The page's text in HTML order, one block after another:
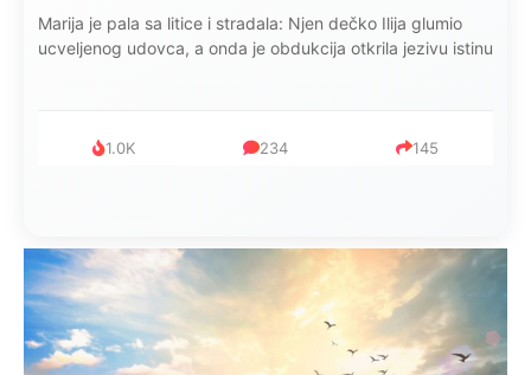
Marija je pala sa litice i stradala: Njen dečko Ilija glumio
ucveljenog udovca, a onda je obdukcija otkrila jezivu istinu
1.0K 234 145